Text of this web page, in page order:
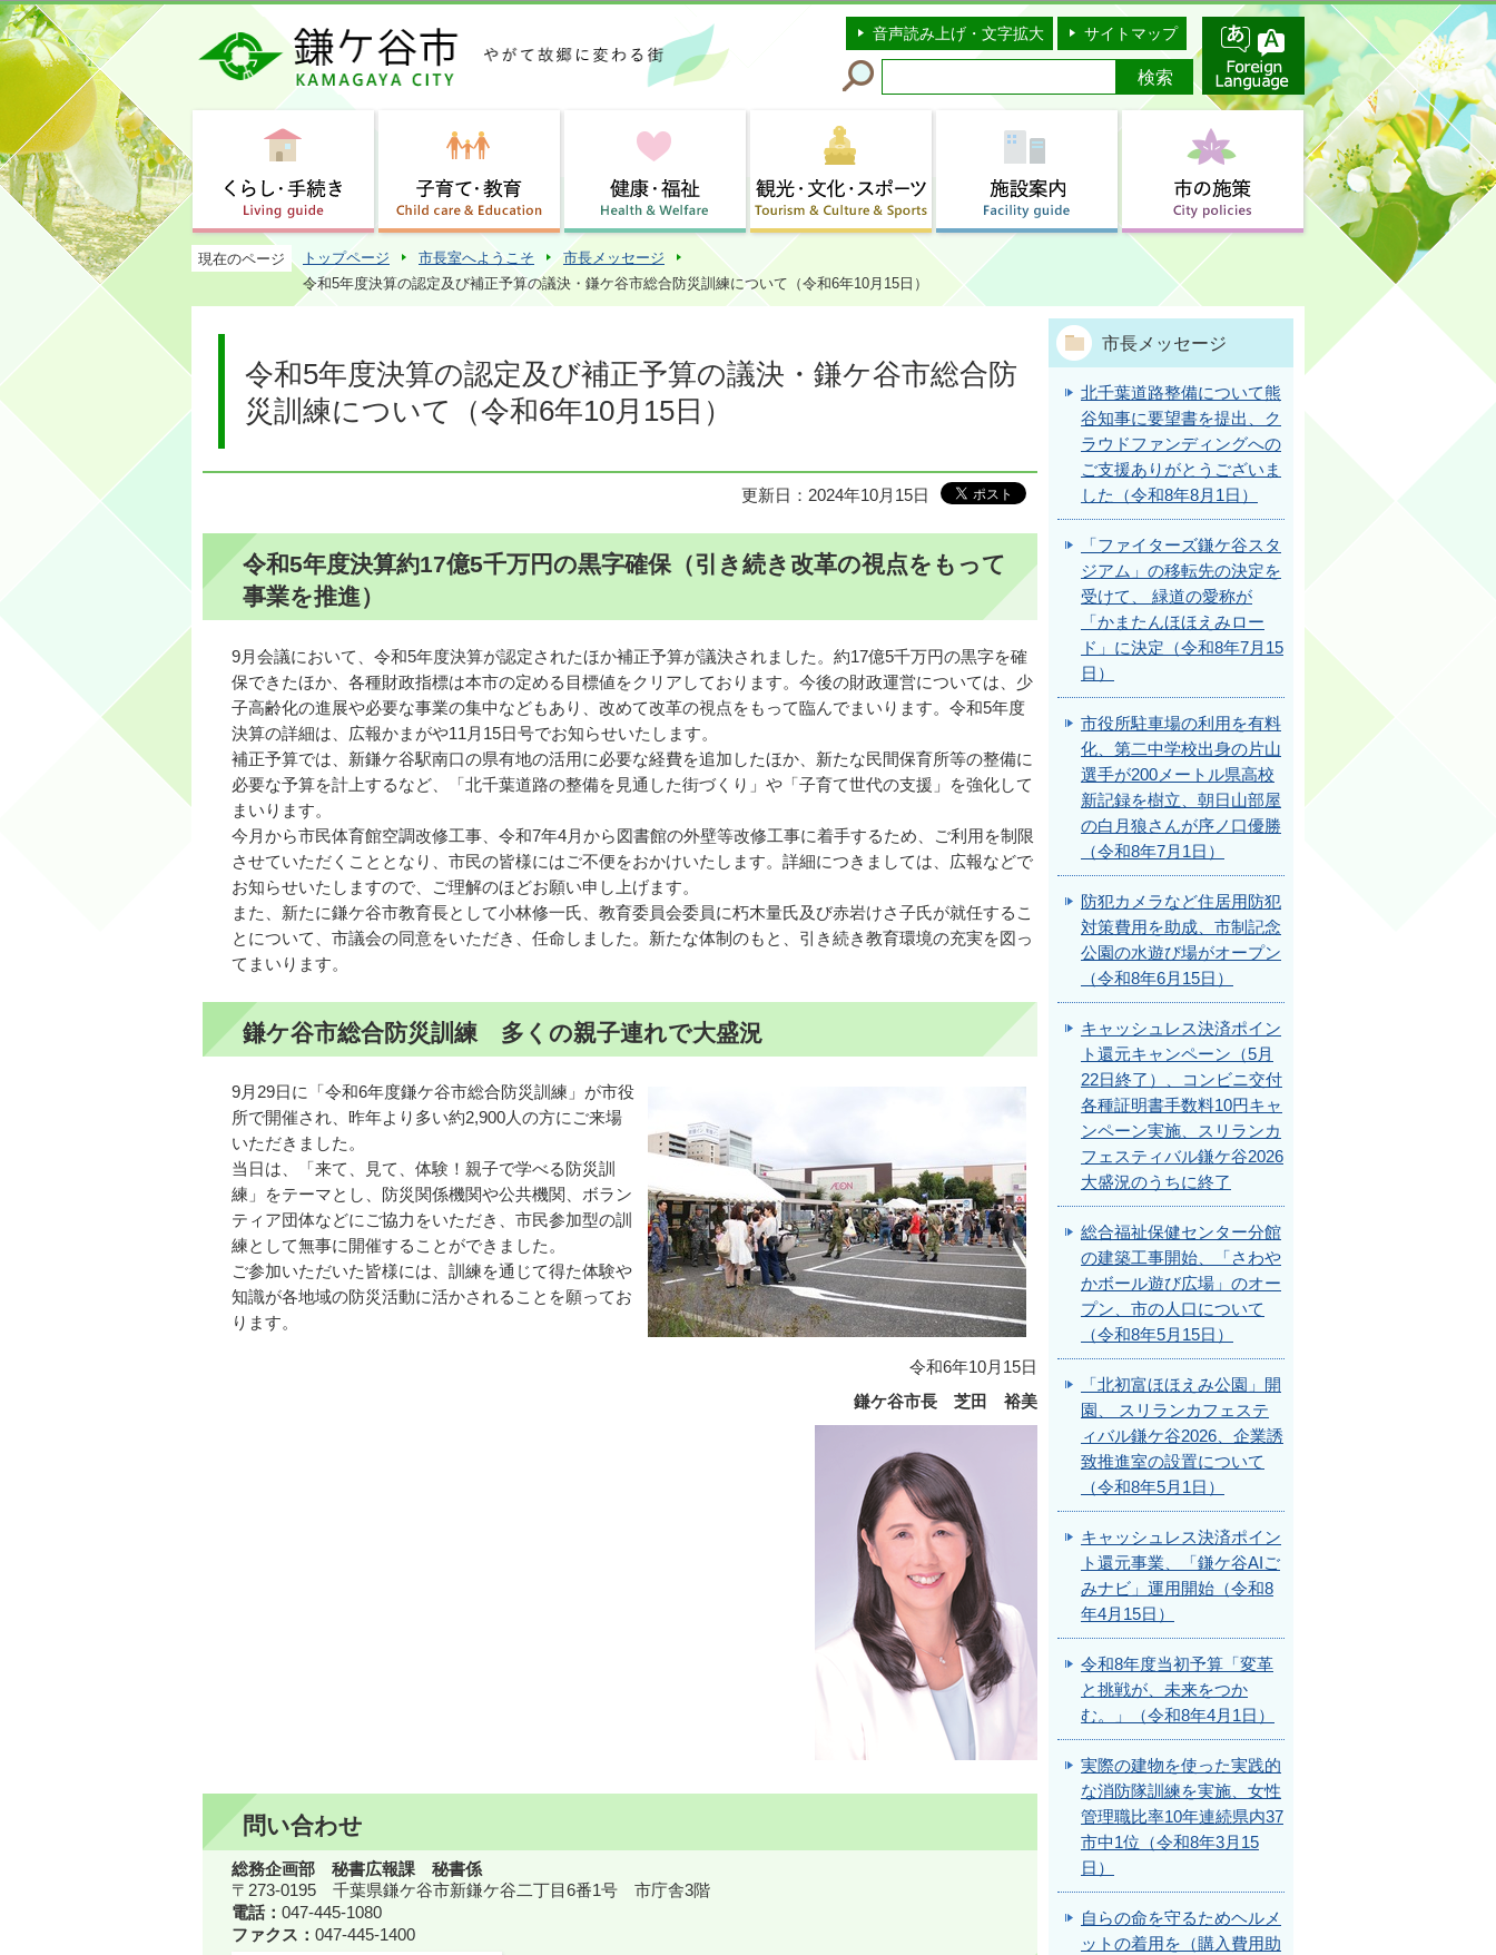
このページの本文へ移動
音声読み上げ・文字拡大 サイトマップ
現在のページ トップページ 市長室へようこそ
市長メッセージ
令和5年度決算の認定及び補正予算の議決・鎌ケ谷市総合防災訓練について（令和6年10月15日）
令和5年度決算の認定及び補正予算の議決・鎌ケ谷市総合防
災訓練について（令和6年10月15日）
更新日：2024年10月15日
令和5年度決算約17億5千万円の黒字確保（引き続き改革の視点をもって
事業を推進）
9月会議において、令和5年度決算が認定されたほか補正予算が議決されました。約17億5千万円の黒字を確
保できたほか、各種財政指標は本市の定める目標値をクリアしております。今後の財政運営については、少
子高齢化の進展や必要な事業の集中などもあり、改めて改革の視点をもって臨んでまいります。令和5年度
決算の詳細は、広報かまがや11月15日号でお知らせいたします。
補正予算では、新鎌ケ谷駅南口の県有地の活用に必要な経費を追加したほか、新たな民間保育所等の整備に
必要な予算を計上するなど、「北千葉道路の整備を見通した街づくり」や「子育て世代の支援」を強化して
まいります。
今月から市民体育館空調改修工事、令和7年4月から図書館の外壁等改修工事に着手するため、ご利用を制限
させていただくこととなり、市民の皆様にはご不便をおかけいたします。詳細につきましては、広報などで
お知らせいたしますので、ご理解のほどお願い申し上げます。
また、新たに鎌ケ谷市教育長として小林修一氏、教育委員会委員に朽木量氏及び赤岩けさ子氏が就任するこ
とについて、市議会の同意をいただき、任命しました。新たな体制のもと、引き続き教育環境の充実を図っ
てまいります。
鎌ケ谷市総合防災訓練 多くの親子連れで大盛況
9月29日に「令和6年度鎌ケ谷市総合防災訓練」が市役
所で開催され、昨年より多い約2,900人の方にご来場
いただきました。
当日は、「来て、見て、体験！親子で学べる防災訓
練」をテーマとし、防災関係機関や公共機関、ボラン
ティア団体などにご協力をいただき、市民参加型の訓
練として無事に開催することができました。
ご参加いただいた皆様には、訓練を通じて得た体験や
知識が各地域の防災活動に活かされることを願ってお
ります。
令和6年10月15日
鎌ケ谷市長 芝田 裕美
問い合わせ
総務企画部 秘書広報課 秘書係
〒273-0195 千葉県鎌ケ谷市新鎌ケ谷二丁目6番1号 市庁舎3階
電話： 047-445-1080
ファクス： 047-445-1400
市長メッセージ
北千葉道路整備について熊
谷知事に要望書を提出、ク
ラウドファンディングへの
ご支援ありがとうございま
した（令和8年8月1日）
「ファイターズ鎌ケ谷スタ
ジアム」の移転先の決定を
受けて、 緑道の愛称が
「かまたんほほえみロー
ド」に決定（令和8年7月15
日）
市役所駐車場の利用を有料
化、第二中学校出身の片山
選手が200メートル県高校
新記録を樹立、朝日山部屋
の白月狼さんが序ノ口優勝
（令和8年7月1日）
防犯カメラなど住居用防犯
対策費用を助成、市制記念
公園の水遊び場がオープン
（令和8年6月15日）
キャッシュレス決済ポイン
ト還元キャンペーン（5月
22日終了）、コンビニ交付
各種証明書手数料10円キャ
ンペーン実施、スリランカ
フェスティバル鎌ケ谷2026
大盛況のうちに終了
総合福祉保健センター分館
の建築工事開始、「さわや
かボール遊び広場」のオー
プン、市の人口について
（令和8年5月15日）
「北初富ほほえみ公園」開
園、 スリランカフェステ
ィバル鎌ケ谷2026、企業誘
致推進室の設置について
（令和8年5月1日）
キャッシュレス決済ポイン
ト還元事業、「鎌ケ谷AIご
みナビ」運用開始（令和8
年4月15日）
令和8年度当初予算「変革
と挑戦が、未来をつか
む。」（令和8年4月1日）
実際の建物を使った実践的
な消防隊訓練を実施、女性
管理職比率10年連続県内37
市中1位（令和8年3月15
日）
自らの命を守るためヘルメ
ットの着用を（購入費用助